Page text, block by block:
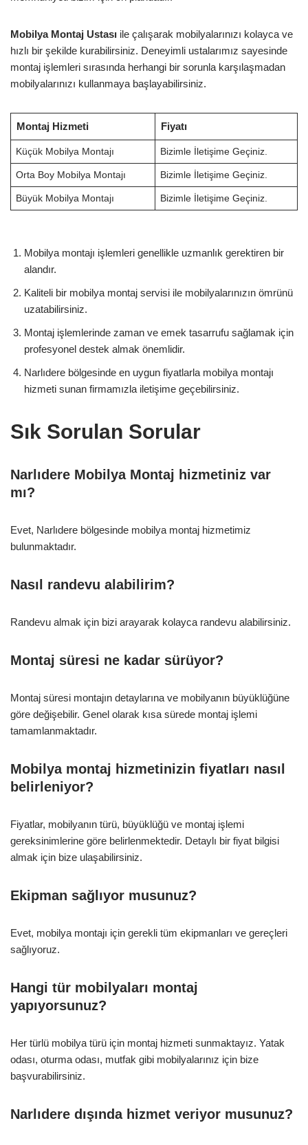
Mobilya Montaj Ustası ile çalışarak mobilyalarınızı kolayca ve
hızlı bir şekilde kurabilirsiniz. Deneyimli ustalarımız sayesinde
montaj işlemleri sırasında herhangi bir sorunla karşılaşmadan
mobilyalarınızı kullanmaya başlayabilirsiniz.
Montaj Hizmeti Fiyatı
Küçük Mobilya Montajı Bizimle İletişime Geçiniz.
Orta Boy Mobilya Montajı Bizimle İletişime Geçiniz.
Büyük Mobilya Montajı Bizimle İletişime Geçiniz.
Mobilya montajı işlemleri genellikle uzmanlık gerektiren bir
alandır.
Kaliteli bir mobilya montaj servisi ile mobilyalarınızın ömrünü
uzatabilirsiniz.
Montaj işlemlerinde zaman ve emek tasarrufu sağlamak için
profesyonel destek almak önemlidir.
Narlıdere bölgesinde en uygun fiyatlarla mobilya montajı
hizmeti sunan firmamızla iletişime geçebilirsiniz.
Sık Sorulan Sorular
Narlıdere Mobilya Montaj hizmetiniz var
mı?
Evet, Narlıdere bölgesinde mobilya montaj hizmetimiz
bulunmaktadır.
Nasıl randevu alabilirim?
Randevu almak için bizi arayarak kolayca randevu alabilirsiniz.
Montaj süresi ne kadar sürüyor?
Montaj süresi montajın detaylarına ve mobilyanın büyüklüğüne
göre değişebilir. Genel olarak kısa sürede montaj işlemi
tamamlanmaktadır.
Mobilya montaj hizmetinizin fiyatları nasıl
belirleniyor?
Fiyatlar, mobilyanın türü, büyüklüğü ve montaj işlemi
gereksinimlerine göre belirlenmektedir. Detaylı bir fiyat bilgisi
almak için bize ulaşabilirsiniz.
Ekipman sağlıyor musunuz?
Evet, mobilya montajı için gerekli tüm ekipmanları ve gereçleri
sağlıyoruz.
Hangi tür mobilyaları montaj
yapıyorsunuz?
Her türlü mobilya türü için montaj hizmeti sunmaktayız. Yatak
odası, oturma odası, mutfak gibi mobilyalarınız için bize
başvurabilirsiniz.
Narlıdere dışında hizmet veriyor musunuz?